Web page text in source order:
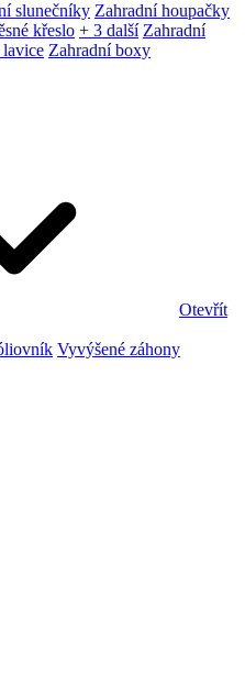
slunečníky Zahradní houpačky
křeslo + 3 další Zahradní
lavice Zahradní boxy
Otevřít
Vyvýšené záhony